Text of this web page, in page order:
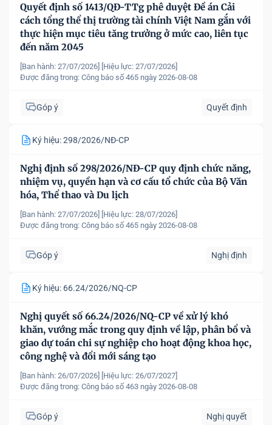
Quyết định số 1413/QĐ-TTg phê duyệt Đề án Cải
cách tổng thể thị trường tài chính Việt Nam gắn với
thực hiện mục tiêu tăng trưởng ở mức cao, liên tục
đến năm 2045
[Ban hành: 27/07/2026]
[Hiệu lực: 27/07/2026]
Được đăng trong: Công báo số 465 ngày 2026-08-08
Góp ý Quyết định
Ký hiệu: 298/2026/NĐ-CP
Nghị định số 298/2026/NĐ-CP quy định chức năng,
nhiệm vụ, quyền hạn và cơ cấu tổ chức của Bộ Văn
hóa, Thể thao và Du lịch
[Ban hành: 27/07/2026]
[Hiệu lực: 28/07/2026]
Được đăng trong: Công báo số 465 ngày 2026-08-08
Góp ý Nghị định
Ký hiệu: 66.24/2026/NQ-CP
Nghị quyết số 66.24/2026/NQ-CP về xử lý khó
khăn, vướng mắc trong quy định về lập, phân bổ và
giao dự toán chi sự nghiệp cho hoạt động khoa học,
công nghệ và đổi mới sáng tạo
[Ban hành: 26/07/2026]
[Hiệu lực: 26/07/2027]
Được đăng trong: Công báo số 463 ngày 2026-08-08
Góp ý Nghị quyết